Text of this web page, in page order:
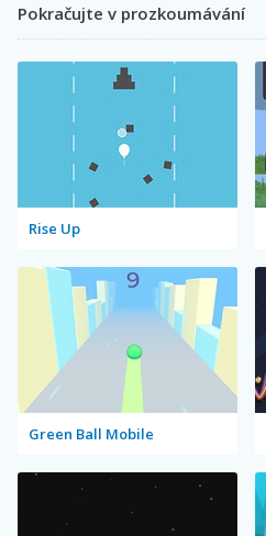
Pokračujte v prozkoumávání
Rise Up
Green Ball Mobile